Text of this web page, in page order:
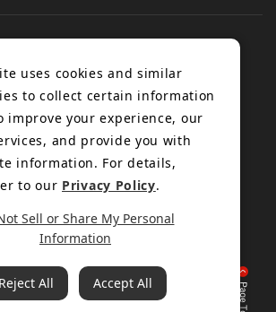
uses cookies and similar
to collect certain information
improve your experience, our
and provide you with
information. For details,
to our Privacy Policy.
Sell or Share My Personal
Information
Reject All Accept All